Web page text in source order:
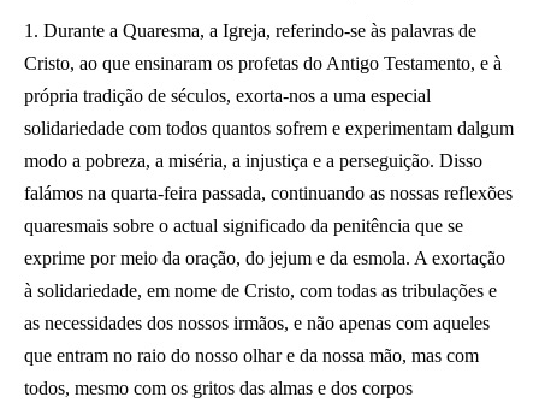
1. Durante a Quaresma, a Igreja, referindo-se às palavras de
Cristo, ao que ensinaram os profetas do Antigo Testamento, e à
própria tradição de séculos, exorta-nos a uma especial
solidariedade com todos quantos sofrem e experimentam dalgum
modo a pobreza, a miséria, a injustiça e a perseguição. Disso
falámos na quarta-feira passada, continuando as nossas reflexões
quaresmais sobre o actual significado da penitência que se
exprime por meio da oração, do jejum e da esmola. A exortação
à solidariedade, em nome de Cristo, com todas as tribulações e
as necessidades dos nossos irmãos, e não apenas com aqueles
que entram no raio do nosso olhar e da nossa mão, mas com
todos, mesmo com os gritos das almas e dos corpos